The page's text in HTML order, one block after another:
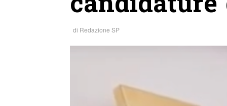
di Redazione SP